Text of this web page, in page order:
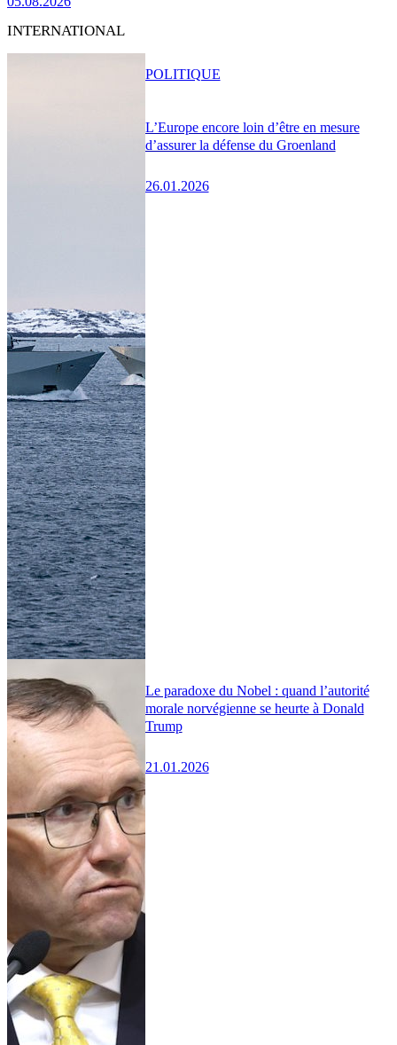
INTERNATIONAL
L’Europe encore loin d’être en mesure
d’assurer la défense du Groenland
26.01.2026
POLITIQUE
Le paradoxe du Nobel : quand l’autorité
morale norvégienne se heurte à Donald
Trump
21.01.2026